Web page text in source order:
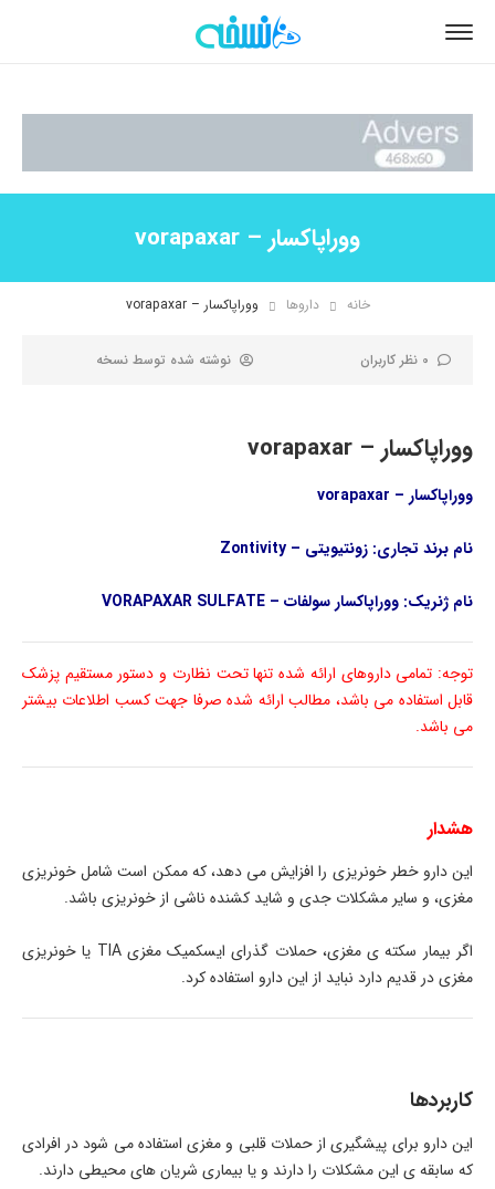
ووراپاکسار – vorapaxar
خانه داروها ووراپاکسار – vorapaxar
0 نظر کاربران نوشته شده توسط نسخه
ووراپاکسار – vorapaxar
ووراپاکسار – vorapaxar
نام برند تجاری: زونتیویتی – Zontivity
نام ژنریک: ووراپاکسار سولفات – VORAPAXAR SULFATE
توجه: تمامی داروهای ارائه شده تنها تحت نظارت و دستور مستقیم پزشک
قابل استفاده می باشد، مطالب ارائه شده صرفا جهت کسب اطلاعات بیشتر
می باشد.
هشدار
این دارو خطر خونریزی را افزایش می دهد، که ممکن است شامل خونریزی
مغزی، و سایر مشکلات جدی و شاید کشنده ناشی از خونریزی باشد.
اگر بیمار سکته ی مغزی، حملات گذرای ایسکمیک مغزی TIA یا خونریزی
مغزی در قدیم دارد نباید از این دارو استفاده کرد.
کاربردها
این دارو برای پیشگیری از حملات قلبی و مغزی استفاده می شود در افرادی
که سابقه ی این مشکلات را دارند و یا بیماری شریان های محیطی دارند.